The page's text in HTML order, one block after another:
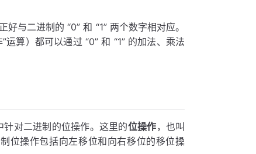
与二进制的 “0” 和 “1” 两个数字相对应。
运算）都可以通过 “0” 和 “1” 的加法、乘法
对二进制的位操作。这里的位操作，也叫
位操作包括向左移位和向右移位的移位操